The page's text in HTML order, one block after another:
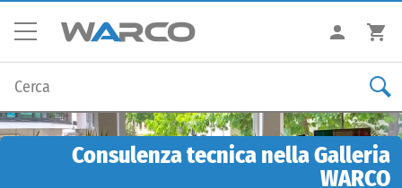
Consulenza tecnica nella Galleria
WARCO